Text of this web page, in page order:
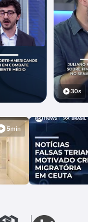
30s
5min